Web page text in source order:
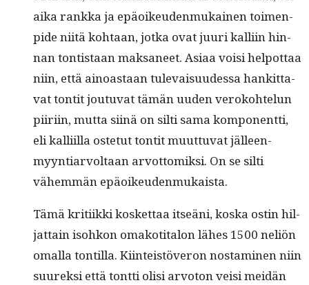
aika rank­ka ja epäoikeu­den­mukainen toimen­
pide niitä kohtaan, jot­ka ovat juuri kalli­in hin­
nan ton­tis­taan mak­sa­neet. Asi­aa voisi helpot­taa
niin, että ain­oas­taan tule­vaisu­udessa han­kit­ta­
vat ton­tit joutu­vat tämän uuden veroko­htelun
piiri­in, mut­ta siinä on silti sama kom­po­nent­ti,
eli kalli­il­la oste­tut ton­tit muut­tuvat jälleen­
myyn­tiar­voltaan arvot­tomik­si. On se silti
vähem­män epäoikeudenmukaista.
Tämä kri­ti­ik­ki kos­ket­taa itseäni, kos­ka ostin hil­
jat­tain isohkon omakoti­talon läh­es 1500 neliön
oma­l­la ton­til­la. Kiin­teistöveron nos­t­a­mi­nen niin
suurek­si että tont­ti olisi arvo­ton veisi mei­dän